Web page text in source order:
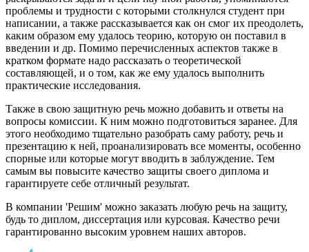
проблемы и трудности с которыми столкнулся студент при
написании, а также рассказывается как он смог их преодолеть,
каким образом ему удалось теорию, которую он поставил в
введении и др. Помимо перечисленных аспектов также в
кратком формате надо рассказать о теоретической
составляющей, и о том, как же ему удалось выполнить
практические исследования.
Также в свою защитную речь можно добавить и ответы на
вопросы комиссии. К ним можно подготовиться заранее. Для
этого необходимо тщательно разобрать саму работу, речь и
презентацию к ней, проанализировать все моменты, особенно
спорные или которые могут вводить в заблуждение. Тем
самым вы повысите качество защиты своего диплома и
гарантируете себе отличный результат.
В компании 'Решим' можно заказать любую речь на защиту,
будь то диплом, диссертация или курсовая. Качество речи
гарантированно высоким уровнем наших авторов.